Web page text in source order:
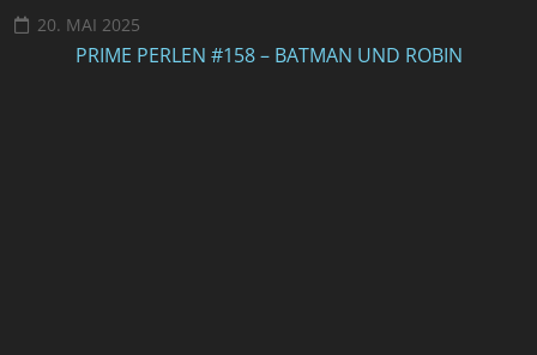
20. MAI 2025
PRIME PERLEN #158 – BATMAN UND ROBIN